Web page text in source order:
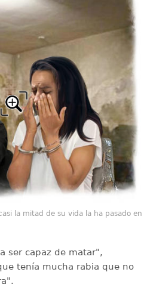
la mitad de su vida la ha pasado en
ser capaz de matar",
tenía mucha rabia que no